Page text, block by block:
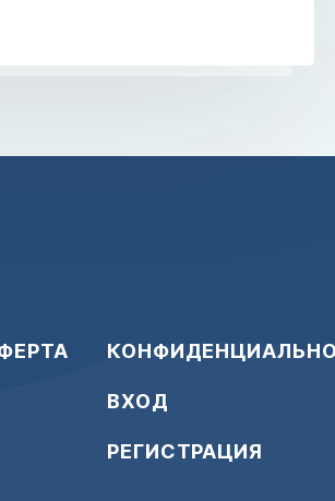
ВХОД
РЕГИСТРАЦИЯ